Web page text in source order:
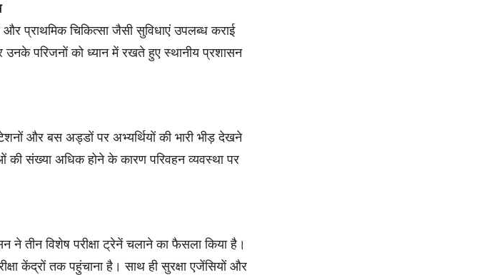
और प्राथमिक चिकित्सा जैसी सुविधाएं उपलब्ध कराई
परिजनों को ध्यान में रखते हुए स्थानीय प्रशासन
और बस अड्डों पर अभ्यर्थियों की भारी भीड़ देखने
संख्या अधिक होने के कारण परिवहन व्यवस्था पर
ने तीन विशेष परीक्षा ट्रेनें चलाने का फैसला किया है।
केंद्रों तक पहुंचाना है। साथ ही सुरक्षा एजेंसियों और